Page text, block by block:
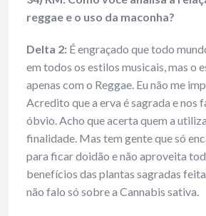
reggae e o uso da maconha?
Delta 2: É engraçado que todo
em todos os estilos musicais, mas o
apenas com o Reggae. Eu não me
Acredito que a erva é sagrada e nos
óbvio. Acho que acerta quem a
finalidade. Mas tem gente que só
para ficar doidão e não aproveita
benefícios das plantas sagradas
não falo só sobre a Cannabis sativa.